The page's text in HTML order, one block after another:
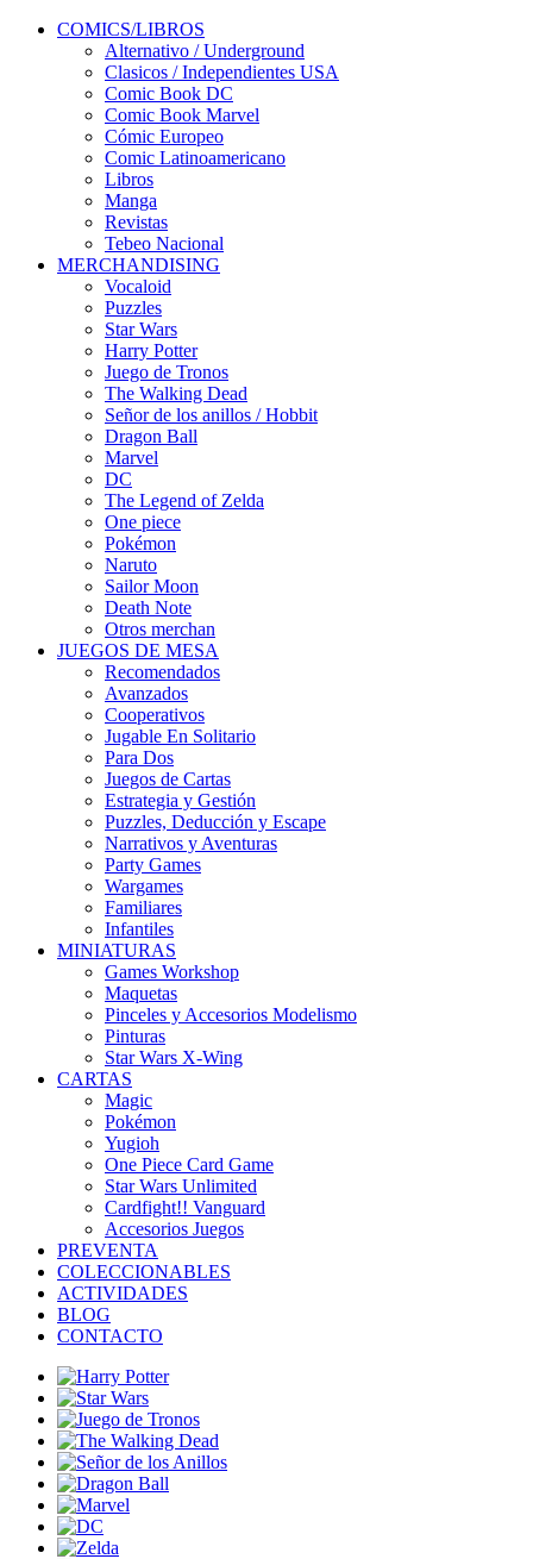
COMICS/LIBROS
Alternativo / Underground
Clasicos / Independientes USA
Comic Book DC
Comic Book Marvel
Cómic Europeo
Comic Latinoamericano
Libros
Manga
Revistas
Tebeo Nacional
MERCHANDISING
Vocaloid
Puzzles
Star Wars
Harry Potter
Juego de Tronos
The Walking Dead
Señor de los anillos / Hobbit
Dragon Ball
Marvel
DC
The Legend of Zelda
One piece
Pokémon
Naruto
Sailor Moon
Death Note
Otros merchan
JUEGOS DE MESA
Recomendados
Avanzados
Cooperativos
Jugable En Solitario
Para Dos
Juegos de Cartas
Estrategia y Gestión
Puzzles, Deducción y Escape
Narrativos y Aventuras
Party Games
Wargames
Familiares
Infantiles
MINIATURAS
Games Workshop
Maquetas
Pinceles y Accesorios Modelismo
Pinturas
Star Wars X-Wing
CARTAS
Magic
Pokémon
Yugioh
One Piece Card Game
Star Wars Unlimited
Cardfight!! Vanguard
Accesorios Juegos
PREVENTA
COLECCIONABLES
ACTIVIDADES
BLOG
CONTACTO